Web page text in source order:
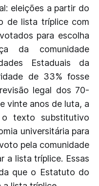
eleições a partir do
de lista tríplice com
para escolha
da comunidade
Estaduais da
de 33% fosse
legal dos 70-
vinte anos de luta, a
texto substitutivo
universitária para
pela comunidade
a lista tríplice. Essas
que o Estatuto do